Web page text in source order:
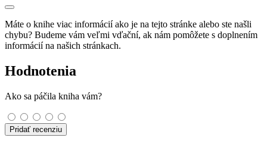
Máte o knihe viac informácií ako je na tejto stránke alebo ste našli
chybu? Budeme vám veľmi vďační, ak nám pomôžete s doplnením
informácií na našich stránkach.
Hodnotenia
Ako sa páčila kniha vám?
Pridať recenziu